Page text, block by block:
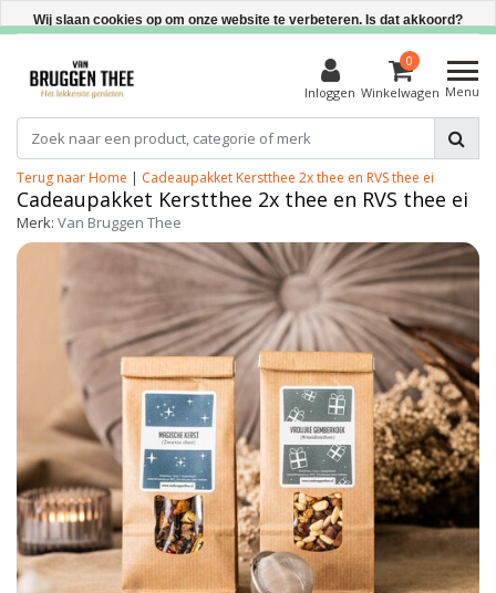
Direct uit voorraad leverbaar
Inloggen
0
Winkelwagen Menu
Terug naar Home | Cadeaupakket Kerstthee 2x thee en RVS thee ei
Cadeaupakket Kerstthee 2x thee en RVS thee ei
Merk: Van Bruggen Thee
Wij slaan cookies op om onze website te verbeteren. Is dat akkoord?
Meer over cookies »